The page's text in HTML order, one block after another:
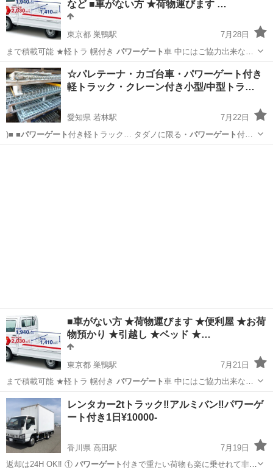
など ■車がない方 ★荷物運びます …
東京都 巣鴨駅
7月28日
まで積載可能 ★軽トラ 幌付き パワーゲート車 中にはご協力出来ない
場合…
東京 文京区 巣鴨駅 運転代行 無料
☆パレテーナ・カゴ台車・パワーゲート付き
軽トラック・クレーン付き小型/中型トラ…
愛知県 若林駅
7月22日
)■ ■パワーゲート付き軽トラック… タダノに限る・ パワーゲート付き
トラック・…
■車がない方 ★荷物運びます ★便利屋 ★お荷
物預かり ★引越し ★ベッド ★…
東京都 巣鴨駅
7月21日
まで積載可能 ★軽トラ 幌付き パワーゲート車 中にはご協力出来ない
場合…
東京 文京区 巣鴨駅 引っ越し
レンタカー2tトラック‼️アルミバン‼️パワーゲ
ート付き1日¥10000-
香川県 高田駅
7月19日
️返却は24H OK‼️ ① パワーゲート付きで重たい荷物も楽に乗せれて非